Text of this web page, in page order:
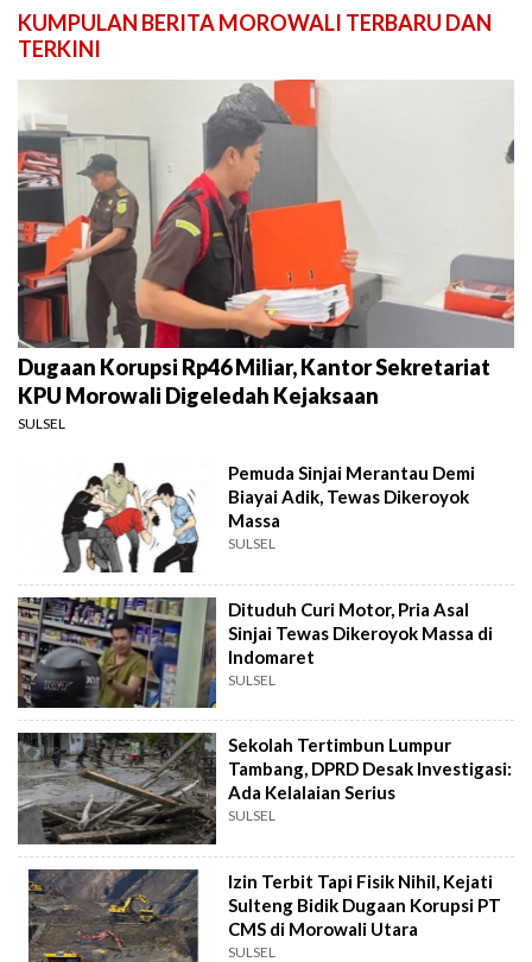
KUMPULAN BERITA MOROWALI TERBARU DAN
TERKINI
Dugaan Korupsi Rp46 Miliar, Kantor Sekretariat
KPU Morowali Digeledah Kejaksaan
SULSEL
Pemuda Sinjai Merantau Demi
Biayai Adik, Tewas Dikeroyok
Massa
SULSEL
Dituduh Curi Motor, Pria Asal
Sinjai Tewas Dikeroyok Massa di
Indomaret
SULSEL
Sekolah Tertimbun Lumpur
Tambang, DPRD Desak Investigasi:
Ada Kelalaian Serius
SULSEL
Izin Terbit Tapi Fisik Nihil, Kejati
Sulteng Bidik Dugaan Korupsi PT
CMS di Morowali Utara
SULSEL